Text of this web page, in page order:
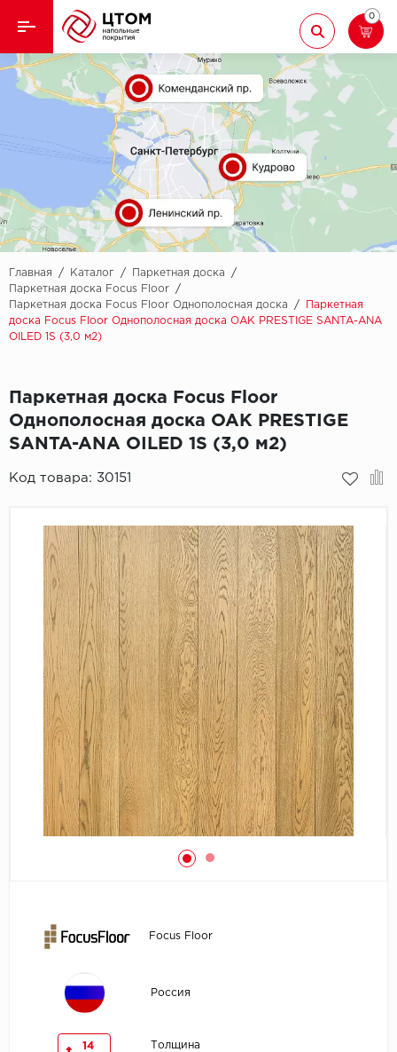
Назад
Кварцвиниловая плитка
Назад
Aberhof
Adelar
Alfa
AllureFloor
Aquamax
CorkArt Vinyl
CronaFloor
Damy Floor
Decoria
Dolce Flooring
ECO Parquet
EcoClick
Egger
Ламинат
Ковролин
Линолеум
Паркет
Паркетная доска
Подложка
Пробковое покрытие
0
Главная / Каталог / Паркетная доска
/
Паркетная доска Focus Floor
/
Паркетная доска Focus Floor Однополосная доска
/
Паркетная
доска Focus Floor Однополосная доска OAK PRESTIGE SANTA-ANA
OILED 1S (3,0 м2)
Паркетная доска Focus Floor
Однополосная доска OAK PRESTIGE
SANTA-ANA OILED 1S (3,0 м2)
Код товара: 30151
Focus Floor
Россия
14
Толщина